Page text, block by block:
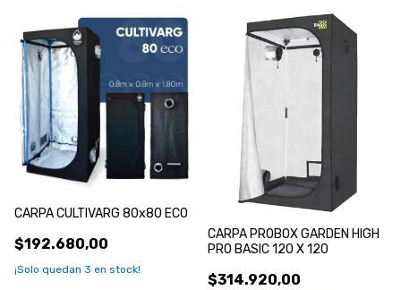
CARPA CULTIVARG 80x80 ECO
$192.680,00
¡Solo quedan 3 en stock!
CARPA PROBOX GARDEN HIGH
PRO BASIC 120 X 120
$314.920,00